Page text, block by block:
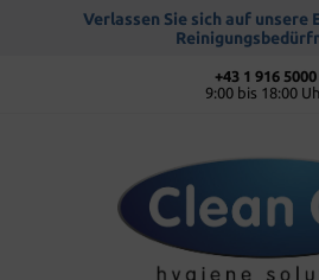
springenVerlassen Sie sich auf unsere
+43 1 916 5000
9:00 bis 18:00